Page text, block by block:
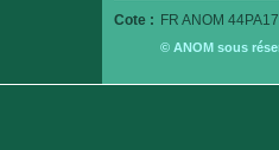
Cote : FR ANOM
© ANOM sous